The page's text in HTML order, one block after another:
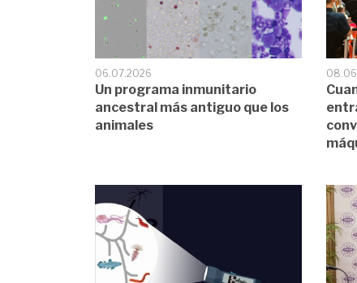
06.07.2026
Un programa inmunitario
ancestral más antiguo que los
animales